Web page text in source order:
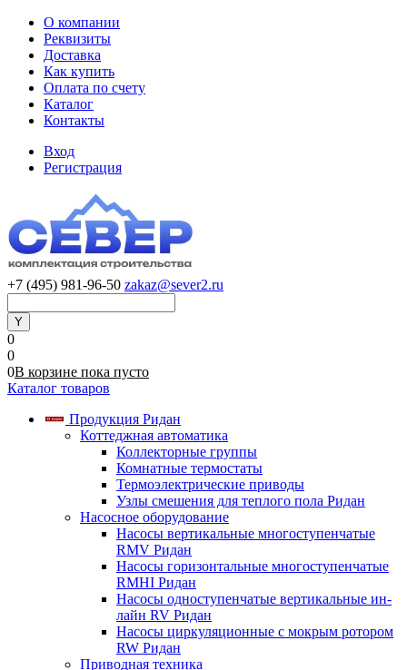
О компании
Реквизиты
Доставка
Как купить
Оплата по счету
Каталог
Контакты
Вход
Регистрация
+7 (495) 981-96-50 zakaz@sever2.ru
0
0
0В корзине пока пусто
Каталог товаров
Продукция Ридан
Коттеджная автоматика
Коллекторные группы
Комнатные термостаты
Термоэлектрические приводы
Узлы смешения для теплого пола Ридан
Насосное оборудование
Насосы вертикальные многоступенчатые
RMV Ридан
Насосы горизонтальные многоступенчатые
RMHI Ридан
Насосы одноступенчатые вертикальные ин-
лайн RV Ридан
Насосы циркуляционные с мокрым ротором
RW Ридан
Приводная техника